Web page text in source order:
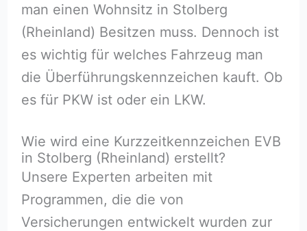
man einen Wohnsitz in Stolberg
(Rheinland) Besitzen muss. Dennoch ist
es wichtig für welches Fahrzeug man
die Überführungskennzeichen kauft. Ob
es für PKW ist oder ein LKW.
Wie wird eine Kurzzeitkennzeichen EVB
in Stolberg (Rheinland) erstellt?
Unsere Experten arbeiten mit
Programmen, die die von
Versicherungen entwickelt wurden zur